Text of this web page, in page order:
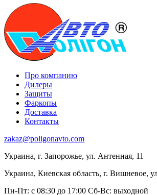
Про компанию
Дилеры
Защиты
Фаркопы
Доставка
Контакты
zakaz@poligonavto.com
Украина, г. Запорожье, ул. Антенная, 11
Украина, Киевская область, г. Вишневое,
Пн-Пт: с 08:30 до 17:00 Сб-Вс: выходной